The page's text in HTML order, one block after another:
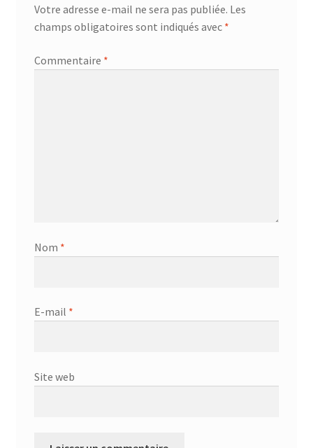
Votre adresse e-mail ne sera pas publiée. Les
champs obligatoires sont indiqués avec *
Commentaire *
Nom *
E-mail *
Site web